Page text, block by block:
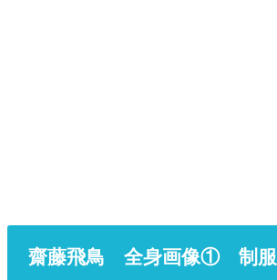
齋藤飛鳥 全身画像① 制服